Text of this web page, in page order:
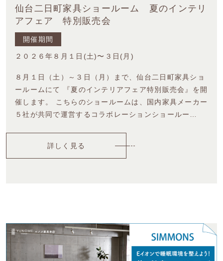
仙台二日町家具ショールーム 夏のインテリ
アフェア 特別販売会
開催期間
２０２６年８月１日(土)〜３日(月)
８月１日（土）～３日（月）まで、仙台二日町家具ショ
ールームにて 『夏のインテリアフェア特別販売会』を開
催します。 こちらのショールームは、国内家具メーカー
５社が共同で運営するコラボレーションショールー…
詳しく見る